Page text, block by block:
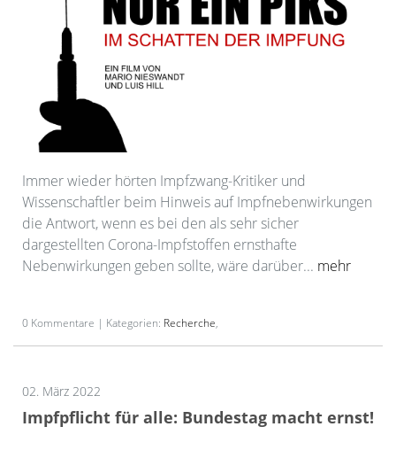
Immer wieder hörten Impfzwang-Kritiker und
Wissenschaftler beim Hinweis auf Impfnebenwirkungen
die Antwort, wenn es bei den als sehr sicher
dargestellten Corona-Impfstoffen ernsthafte
Nebenwirkungen geben sollte, wäre darüber... mehr
0 Kommentare | Kategorien: Recherche,
02. März 2022
Impfpflicht für alle: Bundestag macht ernst!